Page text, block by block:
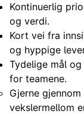
Kontinuerlig
og verdi.
Kort vei fra
og hyppige
Tydelige mål
for teamene.
Gjerne
vekslermellom